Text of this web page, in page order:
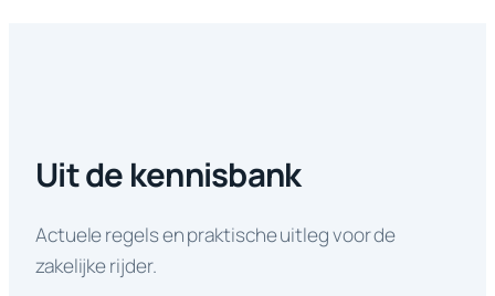
Uit de kennisbank
Actuele regels en praktische uitleg voor de
zakelijke rijder.